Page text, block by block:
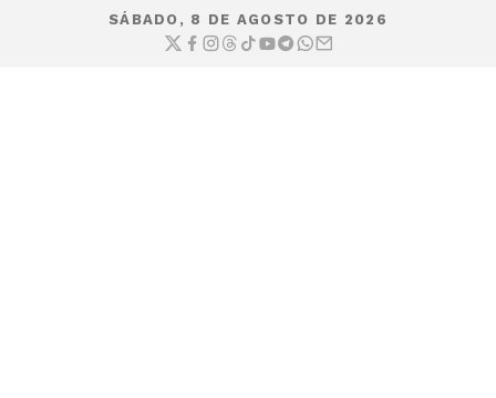
SÁBADO, 8 DE AGOSTO DE 2026